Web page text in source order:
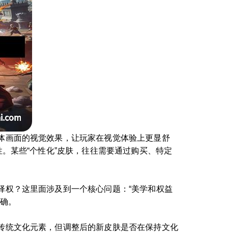
画面的视觉效果，让玩家在视觉体验上更显舒
某些“个性化”皮肤，往往需要通过购买、特定
？这里面涉及到一个核心问题：“美学和权益
。
统文化元素，但调整后的新皮肤是否在保持文化